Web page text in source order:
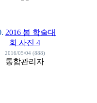
2016 봄 학술대
회 사진 4
2016/05/04 (888)
통합관리자